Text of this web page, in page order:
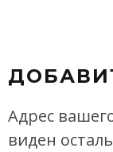
Адрес
виден